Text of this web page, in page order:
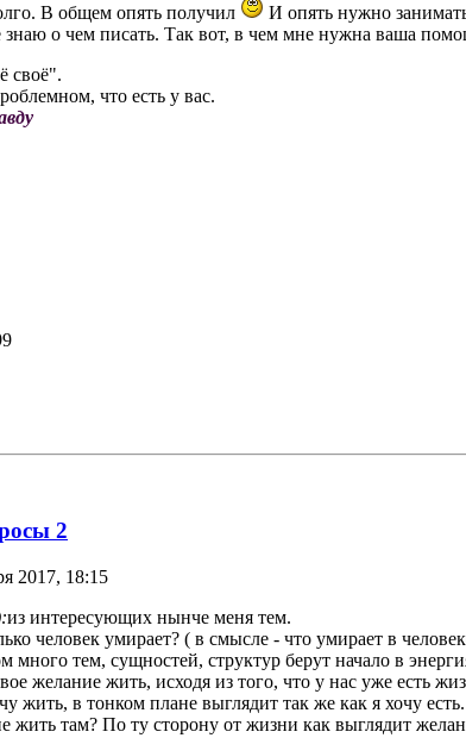
В общем опять получил
И опять нужно
о чем писать. Так вот, в чем мне нужна ваша
своё".
что есть у вас.
2
2017, 18:15
из интересующих нынче меня тем.
человек умирает? ( в смысле - что умирает в
тем, сущностей, структур берут начало в
желание жить, исходя из того, что у нас уже есть
жить, в тонком плане выглядит так же как я хочу
жить там? По ту сторону от жизни как выглядит